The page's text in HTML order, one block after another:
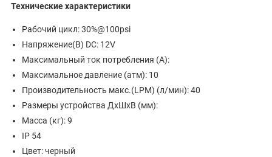
Технические характеристики
Рабочий цикл: 30%@100psi
Напряжение(В) DC: 12V
Максимальный ток потребления (А):
Максимальное давление (атм): 10
Производительность макс.(LPM) (л/мин): 40
Размеры устройства ДхШхВ (мм):
Масса (кг): 9
IP 54
Цвет: черный